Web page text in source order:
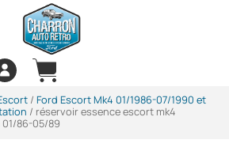
/ Ford Escort Mk4 01/1986-07/1990 et
/ réservoir essence escort mk4
86-05/89